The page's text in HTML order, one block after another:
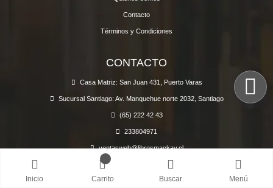
CONTACTO
Casa Matriz: San Juan 431, Puerto Varas
Sucursal Santiago: Av. Manquehue norte 2032, Santiago
ventasweb@librosmackay.cl
Lun a sáb de 11:30 a 19:00 hrs
Inicio Carrito Buscar Menú